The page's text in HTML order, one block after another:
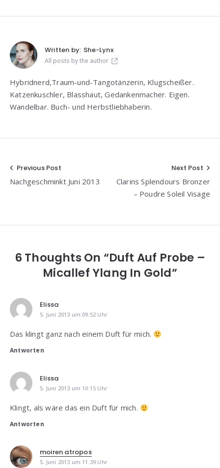
Written by: She-Lynx
All posts by the author
Hybridnerd,Traum-und-Tangotänzerin, Klugscheißer.
Katzenkuschler, Blasshaut, Gedankenmacher. Eigen.
Wandelbar. Buch- und Herbstliebhaberin.
Beitragsnavigation
Previous Post
Nachgeschminkt Juni 2013
Next Post
Clarins Splendours Bronzer
– Poudre Soleil Visage
6 Thoughts On “Duft Auf Probe –
Micallef Ylang In Gold”
Elissa
5. Juni 2013 um 09:52 Uhr
Das klingt ganz nach einem Duft für mich.
Antworten
Elissa
5. Juni 2013 um 10:15 Uhr
Klingt, als wäre das ein Duft für mich.
Antworten
moiren atropos
5. Juni 2013 um 11:39 Uhr